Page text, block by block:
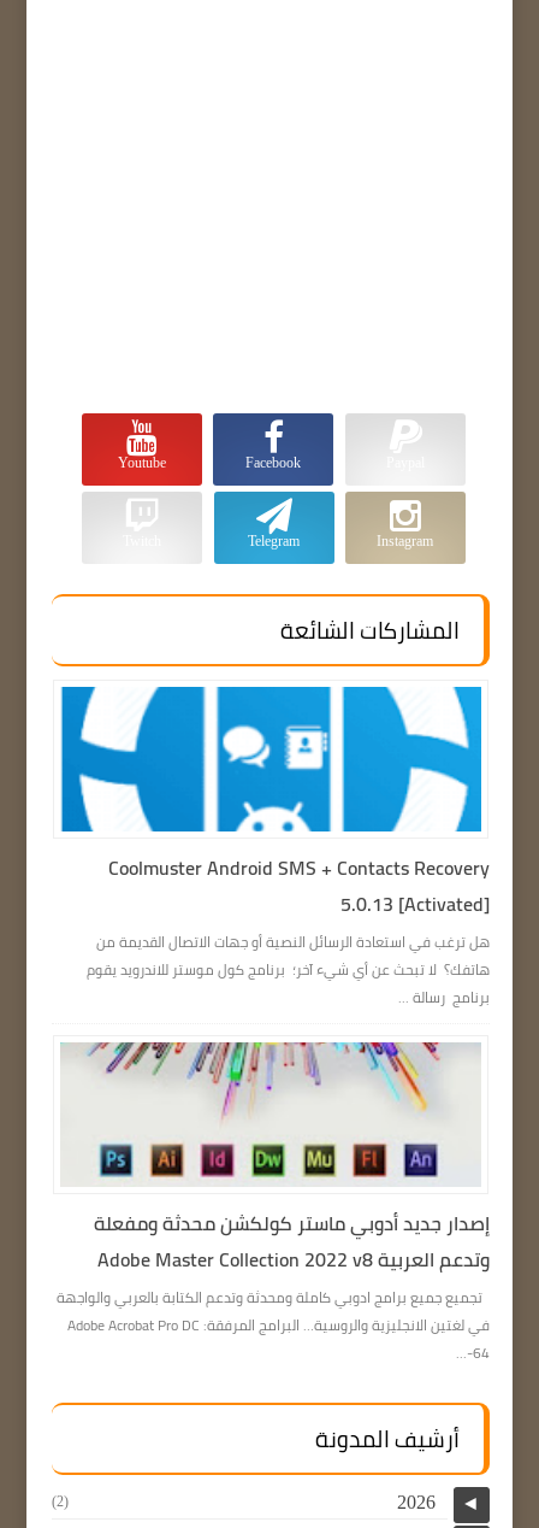
Facebook
Youtube
Instagram
Telegram
المشاركات الشائعة
Coolmuster Android SMS + Contacts Recovery
5.0.13 [Activated]
هل ترغب في استعادة الرسائل النصية أو جهات الاتصال القديمة من
هاتفك؟ لا تبحث عن أي شيء آخر؛ برنامج كول موستر للاندرويد يقوم
برنامج رسالة ...
إصدار جديد أدوبي ماستر كولكشن محدثة ومفعلة
وتدعم العربية Adobe Master Collection 2022 v8
تجميع جميع برامج ادوبي كاملة ومحدثة وتدعم الكتابة بالعربي والواجهة
في لغتين الانجليزية والروسية… البرامج المرفقة: Adobe Acrobat Pro DC
64-...
أرشيف المدونة
◄
2026
(2)